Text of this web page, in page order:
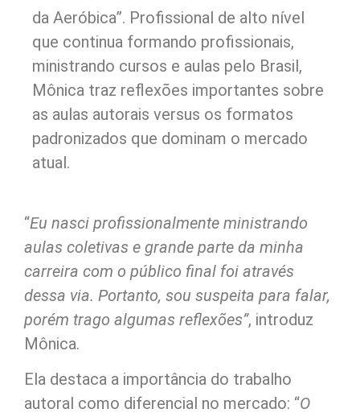
da Aeróbica”. Profissional de alto nível
que continua formando profissionais,
ministrando cursos e aulas pelo Brasil,
Mônica traz reflexões importantes sobre
as aulas autorais versus os formatos
padronizados que dominam o mercado
atual.
“Eu nasci profissionalmente ministrando
aulas coletivas e grande parte da minha
carreira com o público final foi através
dessa via. Portanto, sou suspeita para falar,
porém trago algumas reflexões”, introduz
Mônica.
Ela destaca a importância do trabalho
autoral como diferencial no mercado: “O